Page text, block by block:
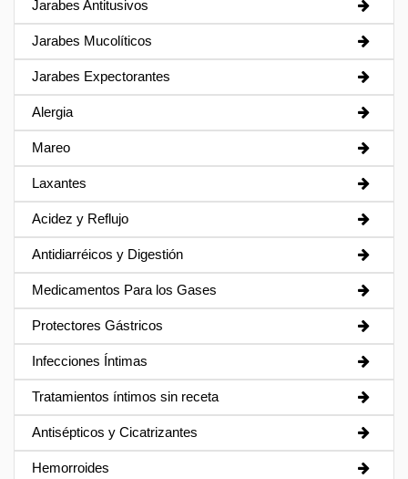
Jarabes Antitusivos
Jarabes Mucolíticos
Jarabes Expectorantes
Alergia
Mareo
Laxantes
Acidez y Reflujo
Antidiarréicos y Digestión
Medicamentos Para los Gases
Protectores Gástricos
Infecciones Íntimas
Tratamientos íntimos sin receta
Antisépticos y Cicatrizantes
Hemorroides